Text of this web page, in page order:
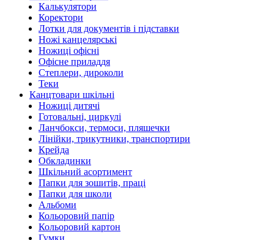
Калькулятори
Коректори
Лотки для документів і підставки
Ножі канцелярські
Ножиці офісні
Офісне приладдя
Степлери, дироколи
Теки
Канцтовари шкільні
Ножиці дитячі
Готовальні, циркулі
Ланчбокси, термоси, пляшечки
Лінійки, трикутники, транспортири
Крейда
Обкладинки
Шкільний асортимент
Папки для зошитів, праці
Папки для школи
Альбоми
Кольоровий папір
Кольоровий картон
Гумки